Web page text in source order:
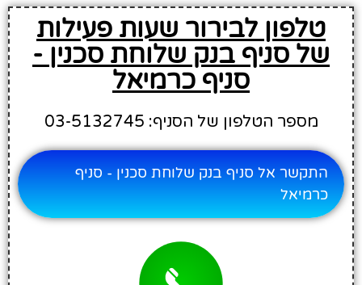
טלפון לבירור שעות פעילות
של סניף בנק שלוחת סכנין -
סניף כרמיאל
מספר הטלפון של הסניף: 03-5132745
התקשר אל סניף בנק שלוחת סכנין - סניף
כרמיאל